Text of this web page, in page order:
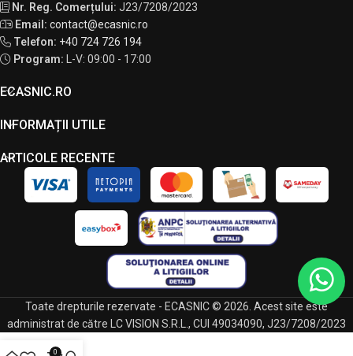
Nr. Reg. Comerțului: J23/7208/2023
Email: contact@ecasnic.ro
Telefon: +40 724 726 194
Program:
L-V: 09:00 - 17:00
ECASNIC.RO
INFORMAȚII UTILE
ARTICOLE RECENTE
Toate drepturile rezervate - ECASNIC © 2026. Acest site este
administrat de către LC VISION S.R.L., CUI 49034090, J23/7208/2023
0